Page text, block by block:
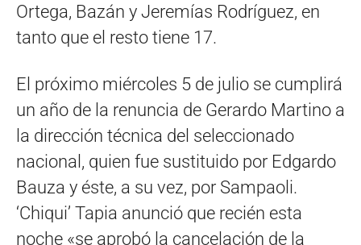
Ortega, Bazán y Jeremías Rodríguez, en
tanto que el resto tiene 17.
El próximo miércoles 5 de julio se cumplirá
un año de la renuncia de Gerardo Martino a
la dirección técnica del seleccionado
nacional, quien fue sustituido por Edgardo
Bauza y éste, a su vez, por Sampaoli.
‘Chiqui’ Tapia anunció que recién esta
noche «se aprobó la cancelación de la